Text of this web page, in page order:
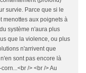
survie. Parce que si le
menottes aux poignets à
système n'aura plus
que la violence, ou plus
n'arrivent que
sont pas encore là
/> <br /> Au